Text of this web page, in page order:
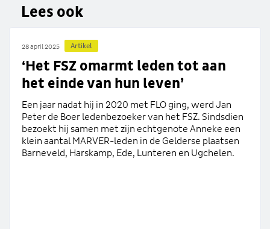
Lees ook
28 april 2025 Artikel
‘Het FSZ omarmt leden tot aan
het einde van hun leven’
Een jaar nadat hij in 2020 met FLO ging, werd Jan
Peter de Boer ledenbezoeker van het FSZ. Sindsdien
bezoekt hij samen met zijn echtgenote Anneke een
klein aantal MARVER-leden in de Gelderse plaatsen
Barneveld, Harskamp, Ede, Lunteren en Ugchelen.